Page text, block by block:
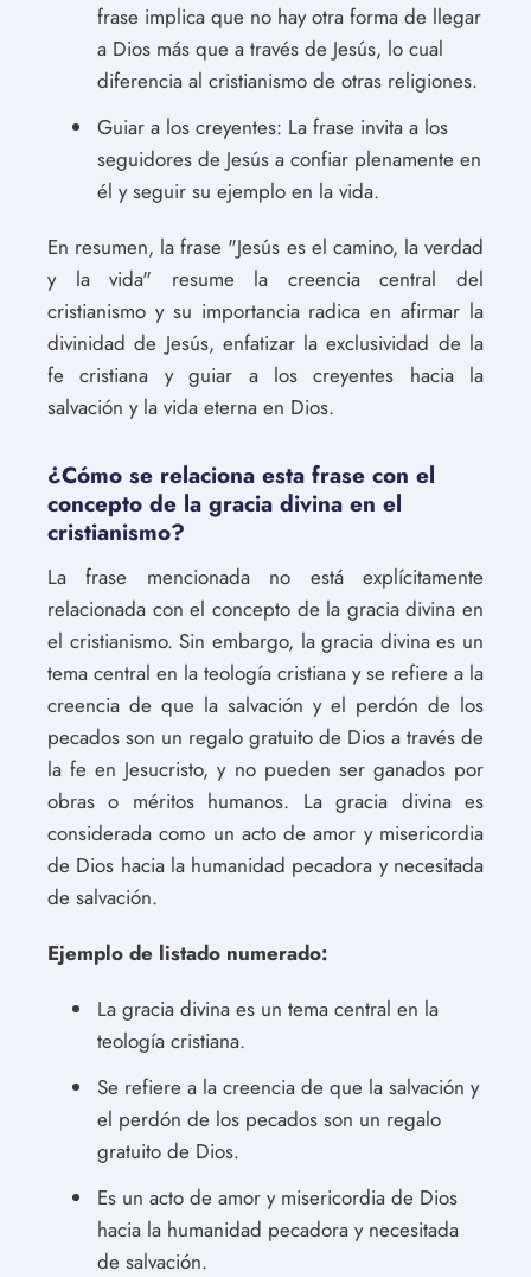
frase implica que no hay otra forma de llegar
a Dios más que a través de Jesús, lo cual
diferencia al cristianismo de otras religiones.
Guiar a los creyentes: La frase invita a los
seguidores de Jesús a confiar plenamente en
él y seguir su ejemplo en la vida.
En resumen, la frase "Jesús es el camino, la verdad
y la vida" resume la creencia central del
cristianismo y su importancia radica en afirmar la
divinidad de Jesús, enfatizar la exclusividad de la
fe cristiana y guiar a los creyentes hacia la
salvación y la vida eterna en Dios.
¿Cómo se relaciona esta frase con el
concepto de la gracia divina en el
cristianismo?
La frase mencionada no está explícitamente
relacionada con el concepto de la gracia divina en
el cristianismo. Sin embargo, la gracia divina es un
tema central en la teología cristiana y se refiere a la
creencia de que la salvación y el perdón de los
pecados son un regalo gratuito de Dios a través de
la fe en Jesucristo, y no pueden ser ganados por
obras o méritos humanos. La gracia divina es
considerada como un acto de amor y misericordia
de Dios hacia la humanidad pecadora y necesitada
de salvación.
Ejemplo de listado numerado:
La gracia divina es un tema central en la
teología cristiana.
Se refiere a la creencia de que la salvación y
el perdón de los pecados son un regalo
gratuito de Dios.
Es un acto de amor y misericordia de Dios
hacia la humanidad pecadora y necesitada
de salvación.